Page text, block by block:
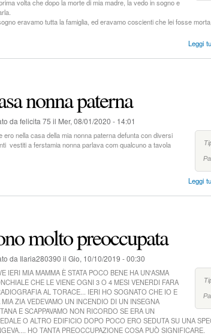
volta che dopo la morte di mia madre, la vedo in sogno e
eravamo tutta la famiglia, ed eravamo coscienti che lei fosse
Leggi
nonna paterna
dafelicita 75 il Mer, 08/01/2020 - 14:01
ero nella casa della mia nonna paterna defunta con diversi
vestiti a ferstamia nonna parlava com qualcuno a tavola
Leggi
molto preoccupata
da Ilaria280390 il Gio, 10/10/2019 - 00:30
IERI MIA MAMMA È STATA POCO BENE HA UN'ASMA
CHE LE VIENE OGNI 3 O 4 MESI VENERDI FARA
AL TORACE... IERI HO SOGNATO CHE IO E
MIA ZIA VEDEVAMO UN INCENDIO DI UN INSEGNA
E SCAPPAVAMO NON RICORDO SE ERA UN
O ALTRO EDIFICIO DOPO POCO ERO SEDUTA SU UNA
HO TANTA PREOCCUPAZIONE COSA PUÒ SIGNIFICARE.